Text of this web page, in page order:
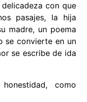
con que
pasajes, la hija
madre, un poema
se convierte en un
se escribe de ida
como